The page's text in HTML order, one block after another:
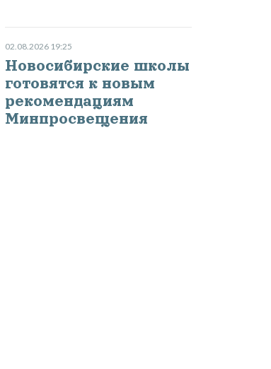
02.08.2026 19:25
Новосибирские школы
готовятся к новым
рекомендациям
Минпросвещения